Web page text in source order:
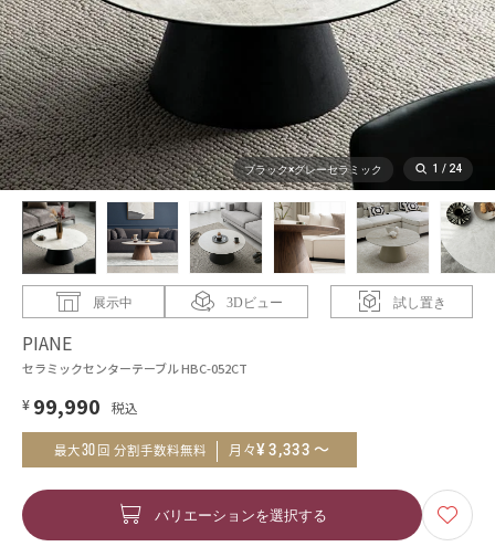
ブラック×グレーセラミック 1 / 24
展示中 3Dビュー 試し置き
セラミックセンターテーブル HBC-052CT
PIANE
¥ 99,990
最大30 回 分割手数料無料 月々¥3,333 ～
バリエーションを選択する